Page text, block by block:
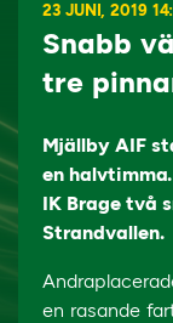
23 JUNI, 2019
Snabb
tre
Mjällby AIF
en
IK Brage två
Strandvallen.
en rasande